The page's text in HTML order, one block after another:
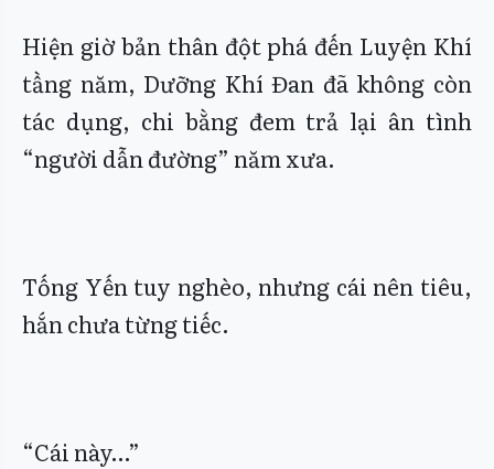
Hiện giờ bản thân đột phá đến Luyện Khí
tầng năm, Dưỡng Khí Đan đã không còn
tác dụng, chi bằng đem trả lại ân tình
“người dẫn đường” năm xưa.
Tống Yến tuy nghèo, nhưng cái nên tiêu,
hắn chưa từng tiếc.
“Cái này…”